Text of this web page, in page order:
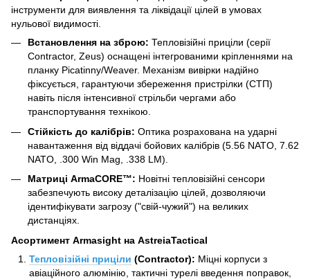
інструменти для виявлення та ліквідації цілей в умовах
нульової видимості.
Встановлення на зброю: Тепловізійні приціли (серії
Contractor, Zeus) оснащені інтегрованими кріпленнями на
планку Picatinny/Weaver. Механізм вивірки надійно
фіксується, гарантуючи збереження пристрілки (СТП)
навіть після інтенсивної стрільби чергами або
транспортування технікою.
Стійкість до калібрів: Оптика розрахована на ударні
навантаження від віддачі бойових калібрів (5.56 NATO, 7.62
NATO, .300 Win Mag, .338 LM).
Матриці ArmaCORE™: Новітні тепловізійні сенсори
забезпечують високу деталізацію цілей, дозволяючи
ідентифікувати загрозу ("свій-чужий") на великих
дистанціях.
Асортимент Armasight на AstreiaTactical
Тепловізійні приціли (Contractor): Міцні корпуси з
авіаційного алюмінію, тактичні турелі введення поправок,